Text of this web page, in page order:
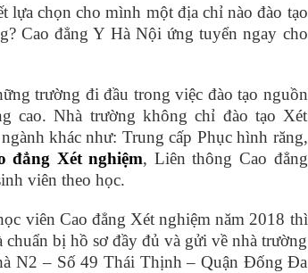
lựa chọn cho mình một địa chỉ nào đào tạo
Cao đẳng Y Hà Nội ứng tuyển ngay cho
trường đi đầu trong việc đào tạo nguồn
cao. Nhà trường không chỉ đào tạo Xét
khác như: Trung cấp Phục hình răng,
đẳng Xét nghiệm, Liên thông Cao đẳng
viên theo học.
viên Cao đẳng Xét nghiệm năm 2018 thì
bị hồ sơ đầy đủ và gửi về nhà trường
N2 – Số 49 Thái Thịnh – Quận Đống Đa